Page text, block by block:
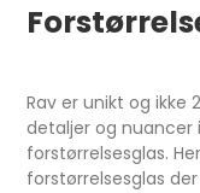
Rav er unikt og ikke
detaljer og
forstørrelsesglas.
forstørrelsesglas